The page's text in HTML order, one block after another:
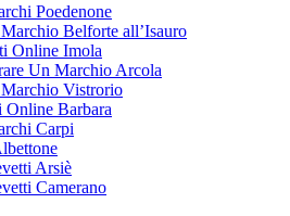
Poedenone
Belforte all’Isauro
Online Imola
Un Marchio Arcola
Vistrorio
Online Barbara
Carpi
Arsiè
Camerano